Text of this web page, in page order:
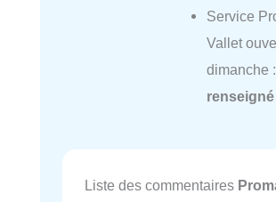
Service
Vallet
dimanche :
renseigné
Liste des commentaires